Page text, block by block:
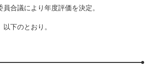
合議により年度評価を決定。
下のとおり。